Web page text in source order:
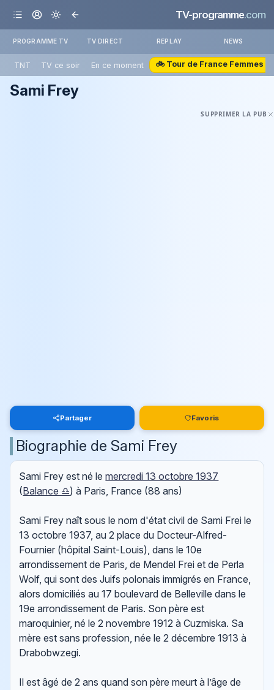
TV-programme.com
PROGRAMME TV TV DIRECT REPLAY NEWS
TNT TV ce soir En ce moment 🚲 Tour de France Femmes
Sami Frey
SUPPRIMER LA PUB
Partager Favoris
Biographie de Sami Frey
Sami Frey est né lemercredi 13 octobre 1937
(Balance ♎) à Paris, France (88 ans)
Sami Frey naît sous le nom d'état civil de Sami Frei le
13 octobre 1937, au 2 place du Docteur-Alfred-
Fournier (hôpital Saint-Louis), dans le 10e
arrondissement de Paris, de Mendel Frei et de Perla
Wolf, qui sont des Juifs polonais immigrés en France,
alors domiciliés au 17 boulevard de Belleville dans le
19e arrondissement de Paris. Son père est
maroquinier, né le 2 novembre 1912 à Cuzmiska. Sa
mère est sans profession, née le 2 décembre 1913 à
Drabobwzegi.
Il est âgé de 2 ans quand son père meurt à l’âge de